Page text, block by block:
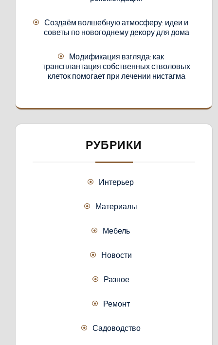
Создаём волшебную атмосферу: идеи и
советы по новогоднему декору для дома
Модификация взгляда: как
трансплантация собственных стволовых
клеток помогает при лечении нистагма
РУБРИКИ
Интерьер
Материалы
Мебель
Новости
Разное
Ремонт
Садоводство